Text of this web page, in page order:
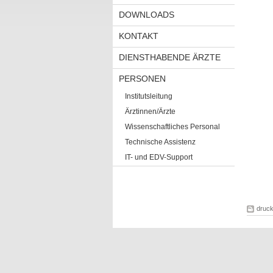
DOWNLOADS
KONTAKT
DIENSTHABENDE ÄRZTE
PERSONEN
Institutsleitung
Ärztinnen/Ärzte
Wissenschaftliches Personal
Technische Assistenz
IT- und EDV-Support